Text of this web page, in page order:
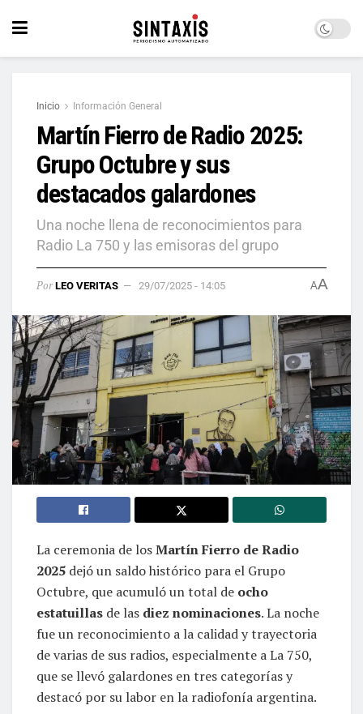
Inicio Información General
Martín Fierro de Radio 2025:
Grupo Octubre y sus
destacados galardones
Una noche llena de reconocimientos para
Radio La 750 y las emisoras del grupo
Por LEO VERITAS 29/07/2025 - 14:05 AA
La ceremonia de losMartín Fierro de Radio
2025 dejó un saldo histórico para el Grupo
Octubre, que acumuló un total de ocho
estatuillas de las diez nominaciones. La noche
fue un reconocimiento a la calidad y trayectoria
de varias de sus radios, especialmente a La 750,
que se llevó galardones en tres categorías y
destacó por su labor en la radiofonía argentina.